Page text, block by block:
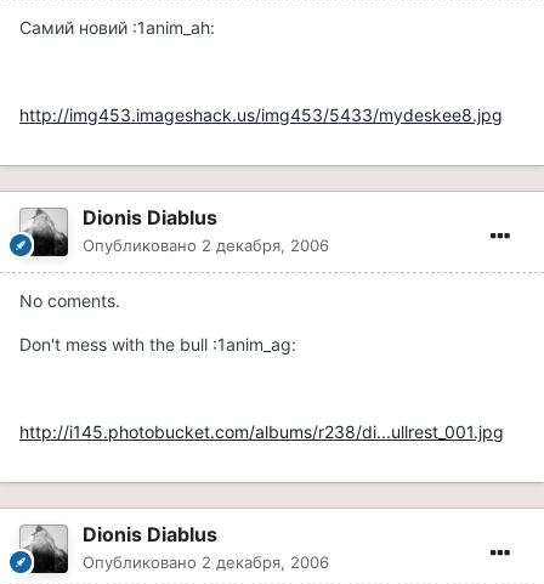
Самий новий :1anim_ah:
http://img453.imageshack.us/img453/5433/mydeskee8.jpg
Dionis Diablus
Опубликовано 2 декабря, 2006
No coments.
Don't mess with the bull :1anim_ag:
http://i145.photobucket.com/albums/r238/di...ullrest_001.jpg
Dionis Diablus
Опубликовано 2 декабря, 2006